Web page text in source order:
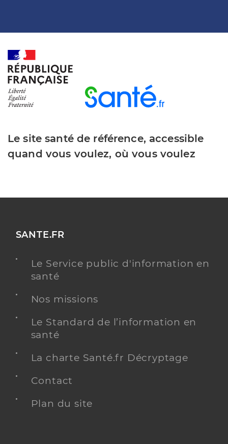
Le site santé de référence, accessible
quand vous voulez, où vous voulez
SANTE.FR
Le Service public d'information en
santé
Nos missions
Le Standard de l’information en
santé
La charte Santé.fr Décryptage
Contact
Plan du site